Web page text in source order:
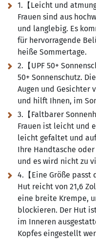
1.【Leicht und
Frauen sind aus
und langlebig. Es
für hervorragende
heiße Sommertage.
2.【UPF 50+
50+ Sonnenschutz.
Augen und Gesichter
und hilft Ihnen, im
3.【Faltbarer
Frauen ist leicht und
leicht gefaltet und
Ihre Handtasche
und es wird nicht zu
4.【Eine Größe passt
Hut reicht von 21,6
eine breite Krempe,
blockieren. Der Hut
im Inneren
Kopfes eingestellt